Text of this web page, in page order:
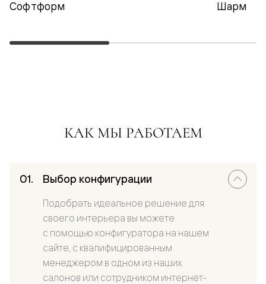
Софтформ Шарм
КАК МЫ РАБОТАЕМ
Выбор конфигурации
Подобрать идеальное решение для
своего интерьера вы можете
с помощью конфигуратора на нашем
сайте, с квалифицированным
менеджером в одном из наших
салонов или сотрудником интернет-